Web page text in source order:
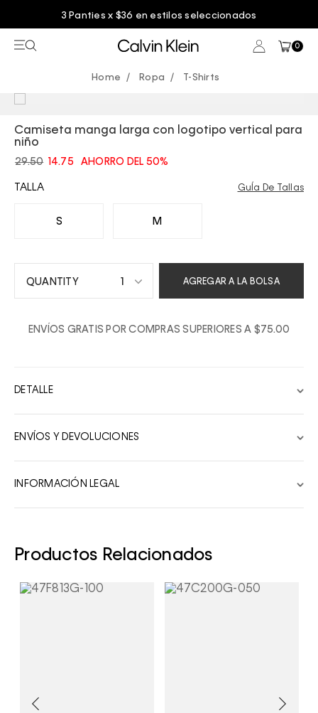
3 Panties x $36 en estilos seleccionados
0
Ropa T-Shirts
Camiseta manga larga con logotipo vertical para
niño
29.50 14.75 AHORRO DEL 50%
TALLA
S M
GuÍa De Tallas
1
2
AGREGAR A LA BOLSA
ENVÍOS GRATIS POR COMPRAS SUPERIORES A $75.00
DETALLE
ENVÍOS Y DEVOLUCIONES
INFORMACIÓN LEGAL
Productos Relacionados